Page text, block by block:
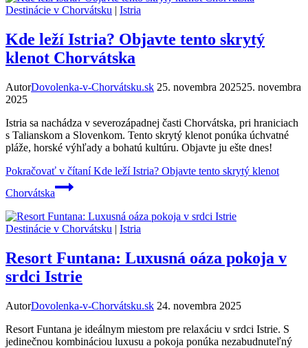
Destinácie v Chorvátsku | Istria
Kde leží Istria? Objavte tento skrytý
klenot Chorvátska
AutorDovolenka-v-Chorvátsku.sk 25. novembra 202525. novembra
2025
Istria sa nachádza v severozápadnej časti Chorvátska, pri hraniciach
s Talianskom a Slovenkom. Tento skrytý klenot ponúka úchvatné
pláže, horské výhľady a bohatú kultúru. Objavte ju ešte dnes!
Pokračovať v čítaníKde leží Istria? Objavte tento skrytý klenot
Chorvátska
Destinácie v Chorvátsku | Istria
Resort Funtana: Luxusná oáza pokoja v
srdci Istrie
AutorDovolenka-v-Chorvátsku.sk 24. novembra 2025
Resort Funtana je ideálnym miestom pre relaxáciu v srdci Istrie. S
jedinečnou kombináciou luxusu a pokoja ponúka nezabudnuteľný